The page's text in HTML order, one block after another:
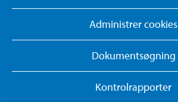
Administrer cookies
Dokumentsøgning
Kontrolrapporter